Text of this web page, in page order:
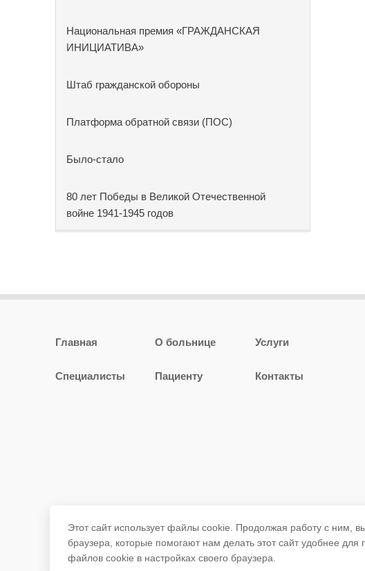
Национальная премия «ГРАЖДАНСКАЯ
ИНИЦИАТИВА»
Штаб гражданской обороны
Платформа обратной связи (ПОС)
Было-стало
80 лет Победы в Великой Отечественной
войне 1941-1945 годов
Главная О больнице Услуги
Специалисты Пациенту Контакты
Этот сайт использует файлы cookie. Продолжая работу с ним,
браузера, которые помогают нам делать этот сайт удобнее
файлов cookie в настройках своего браузера.